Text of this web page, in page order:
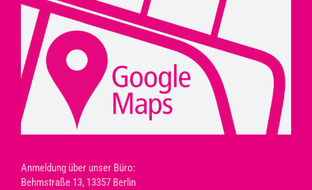
Anmeldung über unser Büro:
Behmstraße 13, 13357 Berlin